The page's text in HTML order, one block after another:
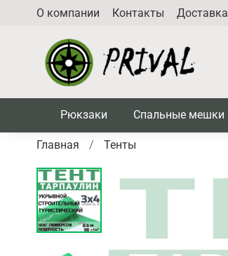
О компании Контакты Доставка
Рюкзаки Спальные мешки
Главная Тенты